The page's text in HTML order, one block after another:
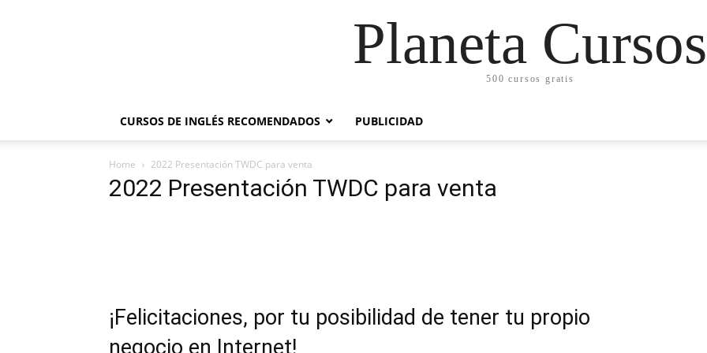
Planeta Cursos
500 cursos gratis
CURSOS DE INGLÉS RECOMENDADOS PUBLICIDAD
Home 2022 Presentación TWDC para venta
2022 Presentación TWDC para venta
¡Felicitaciones, por tu posibilidad de tener tu propio
negocio en Internet!